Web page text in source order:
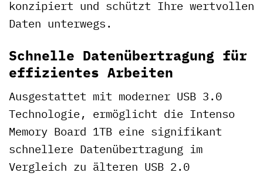
konzipiert und schützt Ihre wertvollen
Daten unterwegs.
Schnelle Datenübertragung für
effizientes Arbeiten
Ausgestattet mit moderner USB 3.0
Technologie, ermöglicht die Intenso
Memory Board 1TB eine signifikant
schnellere Datenübertragung im
Vergleich zu älteren USB 2.0